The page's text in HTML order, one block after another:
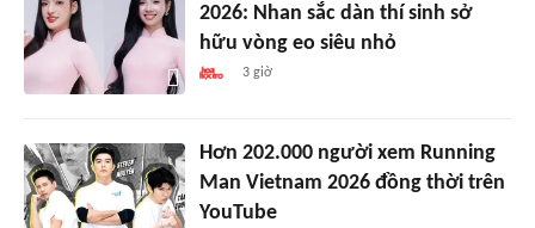
2026: Nhan sắc dàn thí sinh sở
hữu vòng eo siêu nhỏ
3 giờ
Hơn 202.000 người xem Running
Man Vietnam 2026 đồng thời trên
YouTube